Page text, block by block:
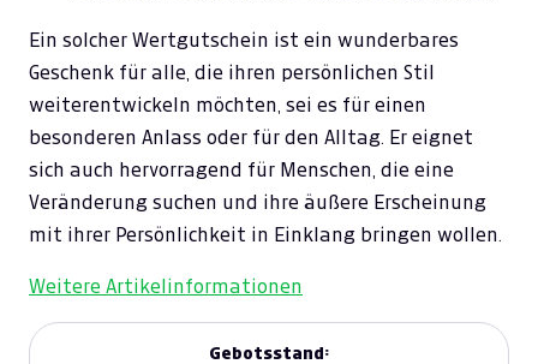
Ein solcher Wertgutschein ist ein wunderbares
Geschenk für alle, die ihren persönlichen Stil
weiterentwickeln möchten, sei es für einen
besonderen Anlass oder für den Alltag. Er eignet
sich auch hervorragend für Menschen, die eine
Veränderung suchen und ihre äußere Erscheinung
mit ihrer Persönlichkeit in Einklang bringen wollen.
Weitere Artikelinformationen
Gebotsstand: